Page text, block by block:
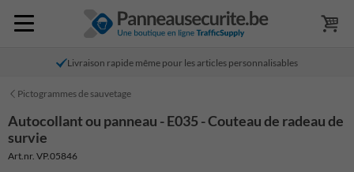
Livraison rapide même pour les articles personnalisables
Pictogrammes de sauvetage
Autocollant ou panneau - E035 - Couteau de radeau de
survie
Art.nr. VP.05846